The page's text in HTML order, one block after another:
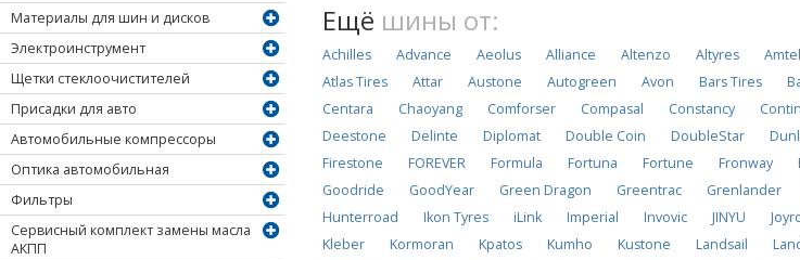
Материалы для шин и дисков
Электроинструмент
Щетки стеклоочистителей
Присадки для авто
Автомобильные компрессоры
Оптика автомобильная
Фильтры
Сервисный комплект замены масла
АКПП
Ещё шины от:
Achilles Advance Aeolus Alliance Altenzo Altyres Amtel
Atlas Tires
Attar Austone Autogreen Avon Bars Tires
Centara
Chaoyang Comforser Compasal Constancy
Deestone
Delinte Diplomat Double Coin DoubleStar
Firestone
FOREVER Formula Fortuna Fortune Fronway
Goodride
GoodYear Green Dragon Greentrac Grenlander
Hunterroad
Ikon Tyres iLink Imperial Invovic JINYU
Kleber
Kormoran Kpatos Kumho Kustone Landsail